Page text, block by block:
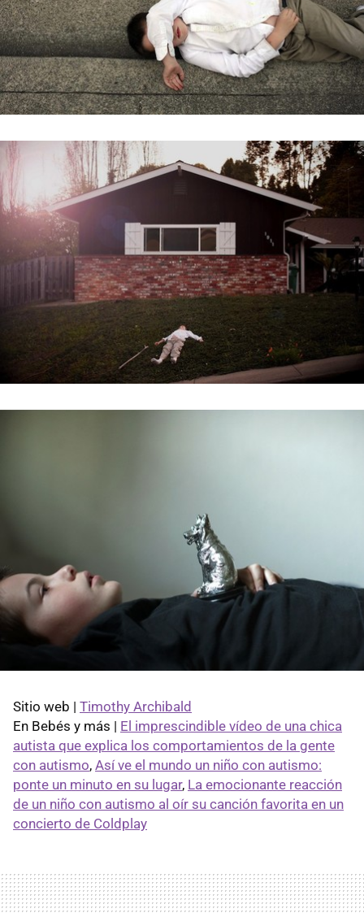
Sitio web | Timothy Archibald
En Bebés y más | El imprescindible vídeo de una chica
autista que explica los comportamientos de la gente
con autismo, Así ve el mundo un niño con autismo:
ponte un minuto en su lugar, La emocionante reacción
de un niño con autismo al oír su canción favorita en un
concierto de Coldplay